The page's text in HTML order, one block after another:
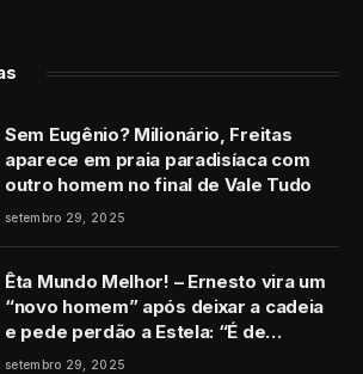
Sem Eugênio? Milionário, Freitas
aparece em praia paradisíaca com
outro homem no final de Vale Tudo
setembro 29, 2025
Êta Mundo Melhor! – Ernesto vira um
“novo homem” após deixar a cadeia
e pede perdão a Estela: “É de
coração”
setembro 29, 2025